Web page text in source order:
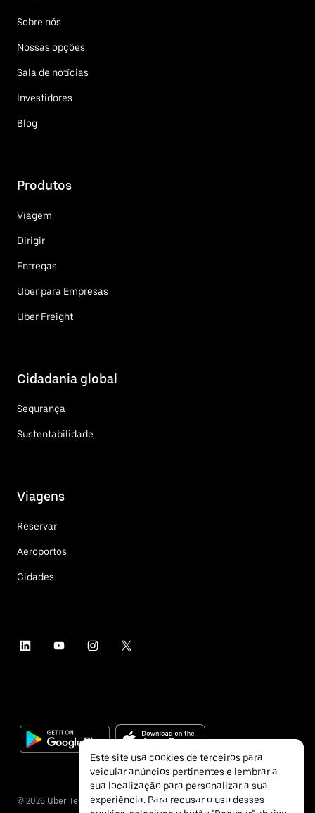
Sobre nós
Nossas opções
Sala de notícias
Investidores
Blog
Produtos
Viagem
Dirigir
Entregas
Uber para Empresas
Uber Freight
Cidadania global
Segurança
Sustentabilidade
Viagens
Reservar
Aeroportos
Cidades
© 2026 Uber Technologies Inc.
Este site usa cookies de terceiros para
veicular anúncios pertinentes e lembrar a
sua localização para personalizar a sua
experiência. Para recusar o uso desses